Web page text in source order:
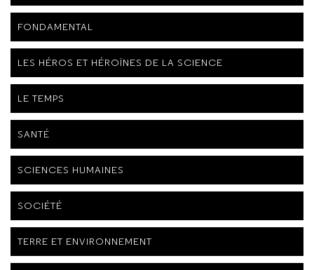
FONDAMENTAL
LES HÉROS ET HÉROÏNES DE LA SCIENCE
LE TEMPS
SANTÉ
SCIENCES HUMAINES
SOCIÉTÉ
TERRE ET ENVIRONNEMENT